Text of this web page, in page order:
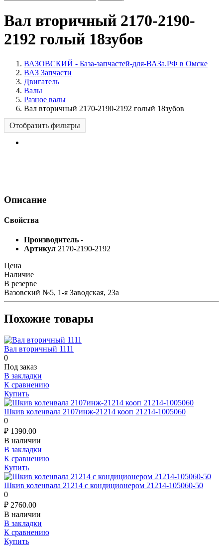
Вал вторичный 2170-2190-
2192 голый 18зубов
ВАЗОВСКИЙ - База-запчастей-для-ВАЗа.РФ в Омске
ВАЗ Запчасти
Двигатель
Валы
Разное валы
Вал вторичный 2170-2190-2192 голый 18зубов
Отобразить фильтры
Описание
Свойства
Производитель -
Артикул 2170-2190-2192
Цена
Наличие
В резерве
Вазовский №5, 1-я Заводская, 23а
Похожие товары
Вал вторичный 1111
0
Под заказ
В закладки
К сравнению
Купить
Шкив коленвала 2107инж-21214 кооп 21214-1005060
0
₽ 1390.00
В наличии
В закладки
К сравнению
Купить
Шкив коленвала 21214 с кондиционером 21214-105060-50
0
₽ 2760.00
В наличии
В закладки
К сравнению
Купить